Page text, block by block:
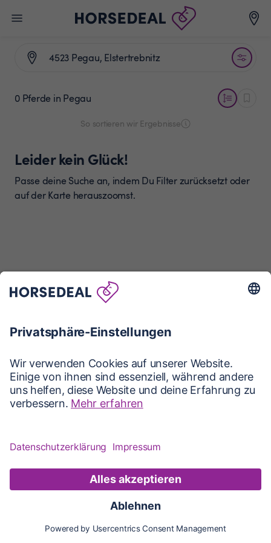
Karte Updates Konto
Karte
0 Pferde in Pegau
So sortieren wir Ergebnisse
Leider kein Glück!
Passe deine Suche an, indem Du Filter zurücksetzt oder
auf der Karte herauszoomst.